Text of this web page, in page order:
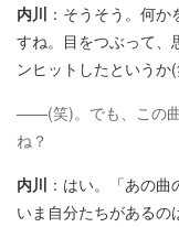
内川 ：そうそう。何
すね。目をつぶって、
ンヒットしたというか(
——(笑)。でも、この曲
ね？
内川 ：はい。「あの曲
いま自分たちがあるの